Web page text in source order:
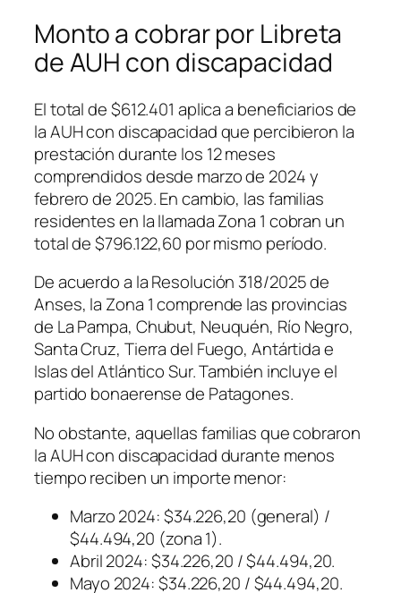
Monto a cobrar por Libreta
de AUH con discapacidad
El total de $612.401 aplica a beneficiarios de
la AUH con discapacidad que percibieron la
prestación durante los 12 meses
comprendidos desde marzo de 2024 y
febrero de 2025. En cambio, las familias
residentes en la llamada Zona 1 cobran un
total de $796.122,60 por mismo período.
De acuerdo a la Resolución 318/2025 de
Anses, la Zona 1 comprende las provincias
de La Pampa, Chubut, Neuquén, Río Negro,
Santa Cruz, Tierra del Fuego, Antártida e
Islas del Atlántico Sur. También incluye el
partido bonaerense de Patagones.
No obstante, aquellas familias que cobraron
la AUH con discapacidad durante menos
tiempo reciben un importe menor:
Marzo 2024: $34.226,20 (general) /
$44.494,20 (zona 1).
Abril 2024: $34.226,20 / $44.494,20.
Mayo 2024: $34.226,20 / $44.494,20.